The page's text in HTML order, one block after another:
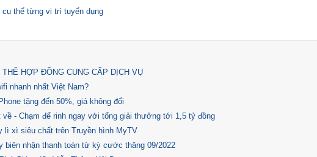
thể từng vị trí tuyển dụng
HỢP ĐỒNG CUNG CẤP DỊCH VỤ
nhanh nhất Việt Nam?
tặng đến 50%, giá không đổi
về - Chạm để rinh ngay với tổng giải thưởng tới 1,5 tỷ đồng
lì xì siêu chất trên Truyền hình MyTV
biên nhận thanh toán từ kỳ cước thâng 09/2022